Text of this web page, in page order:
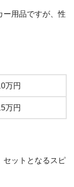
ー用品ですが、性
万円
万円
セットとなるスピ